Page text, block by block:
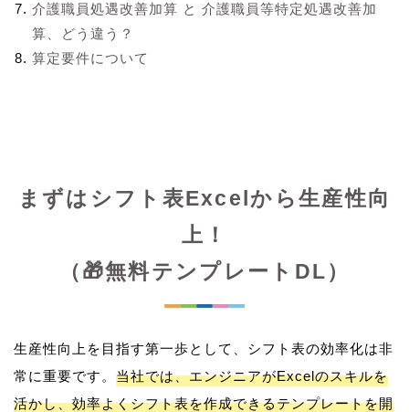
介護職員処遇改善加算 と 介護職員等特定処遇改善加
算、どう違う？
算定要件について
まずはシフト表Excelから生産性向
上！
（🎁無料テンプレートDL）
生産性向上を目指す第一歩として、シフト表の効率化は非
常に重要です。 当社では、エンジニアがExcelのスキルを
活かし、効率よくシフト表を作成できるテンプレートを開